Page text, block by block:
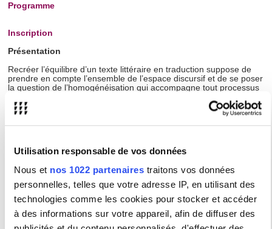
Utilisation responsable de vos données
Nous et nos 1022 partenaires traitons vos données
personnelles, telles que votre adresse IP, en utilisant des
technologies comme les cookies pour stocker et accéder
à des informations sur votre appareil, afin de diffuser des
Programme
Inscription
Présentation
Recréer l’équilibre d’un texte littéraire en traduction suppose de
prendre en compte l’ensemble de l’espace discursif et de se poser
la question de l’homogénéisation qui accompagne tout processus
principe d’éclatement, de pluralité ou de rupture ? La traduction
accentue-t-elle ou au contraire amoindrit-elle ces effets stylistiques
et narratologiques ? Que peut-on dire de l’approche
D’un point de vue linguistique, on pourra ainsi évoquer la question
exemple, ou encore lors de contacts sociaux et/ou de groupes
à propos des locuteurs d’une même communauté linguistique se
manifeste t-elle dans les traductions et la critique des traductions ?
En outre, il sera intéressant de mettre le fameux principe
d’homogénéité de l’anglais, langue qui rechignerait à faire
cohabiter un sujet inanimé et un prédicat animé, à l’épreuve des